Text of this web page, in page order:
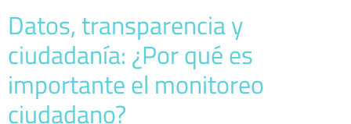
Datos, transparencia y
ciudadanía: ¿Por qué es
importante el monitoreo
ciudadano?